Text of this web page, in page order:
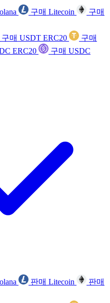
구매 Litecoin
구매
구매 USDT ERC20
구매
ERC20
구매 USDC
판매 Litecoin
판매